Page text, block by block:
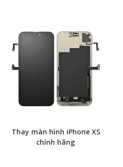
Thay màn hình iPhone XS
chính hãng